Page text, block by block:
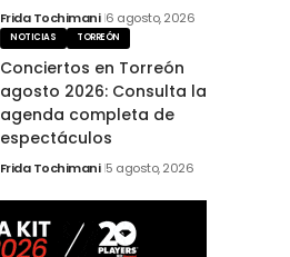
Frida Tochimani 6 agosto, 2026
NOTICIAS TORREÓN
Conciertos en Torreón
agosto 2026: Consulta la
agenda completa de
espectáculos
Frida Tochimani 5 agosto, 2026